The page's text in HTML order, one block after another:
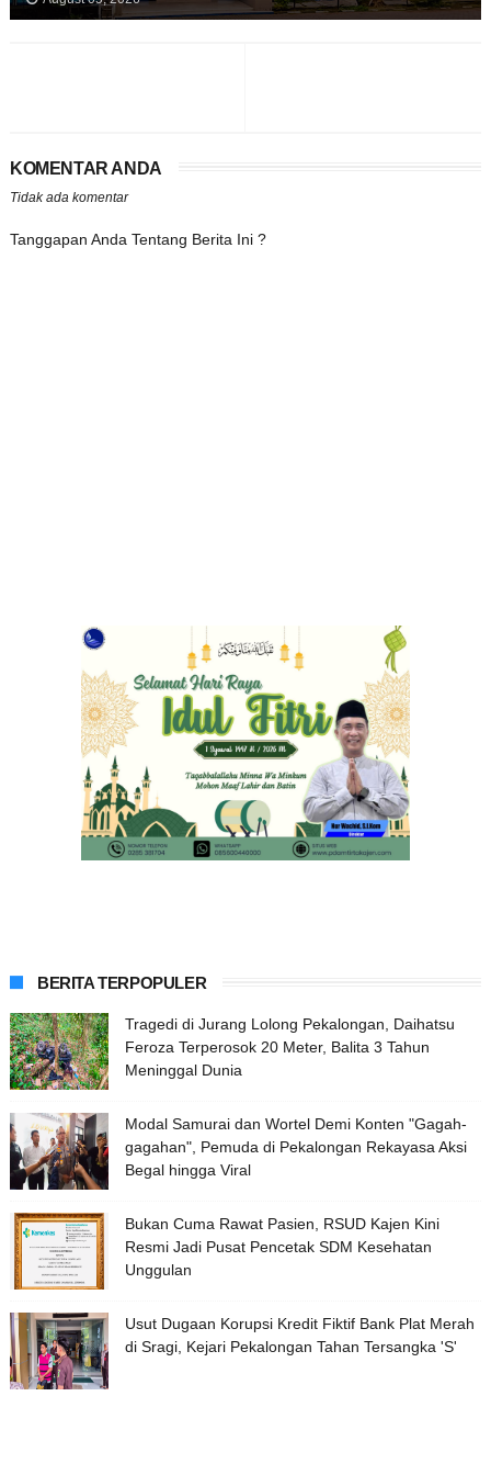
KOMENTAR ANDA
Tidak ada komentar
Tanggapan Anda Tentang Berita Ini ?
BERITA TERPOPULER
Tragedi di Jurang Lolong Pekalongan, Daihatsu
Feroza Terperosok 20 Meter, Balita 3 Tahun
Meninggal Dunia
Modal Samurai dan Wortel Demi Konten "Gagah-
gagahan", Pemuda di Pekalongan Rekayasa Aksi
Begal hingga Viral
Bukan Cuma Rawat Pasien, RSUD Kajen Kini
Resmi Jadi Pusat Pencetak SDM Kesehatan
Unggulan
Usut Dugaan Korupsi Kredit Fiktif Bank Plat Merah
di Sragi, Kejari Pekalongan Tahan Tersangka 'S'